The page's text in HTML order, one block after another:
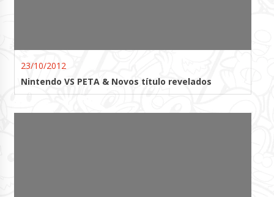
23/10/2012
Nintendo VS PETA & Novos título revelados